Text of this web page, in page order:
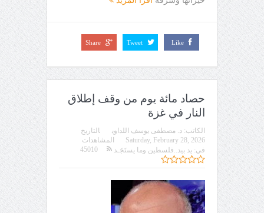
Like
Tweet
Share
حصاد مائة يوم من وقف إطلاق
النار في غزة
الكاتب: د. مصطفى يوسف اللداوي
التاريخ
Saturday, February 28, 2026
في: يد بيد..فلسطين وما يستَجَـد
المشاهدات
45010